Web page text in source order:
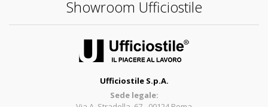
Showroom Ufficiostile
Ufficiostile S.p.A.
Sede legale: